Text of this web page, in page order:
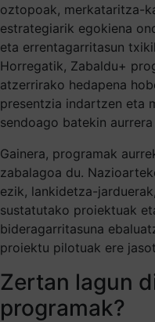
oztopoak, merkataritza-
estrategiarik egokiena
eta errentagarritasun
Horregatik, Zabaldu+
atzerrirako hedapena
presentzia indartzen eta
sendoago batekin
Gainera, programak
zabalagoa du.
ezik, lankidetza-
sustatutako proiektuak
bideragarritasuna
proiektu pilotuak ere
Zertan lagun
programak?